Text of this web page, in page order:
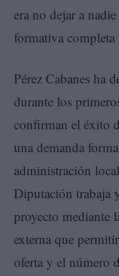
era no dejar a
formativa
Pérez Cabanes ha
durante los
confirman el éxito
una demanda
administración
Diputación trabaja
proyecto mediante
externa que
oferta y el número